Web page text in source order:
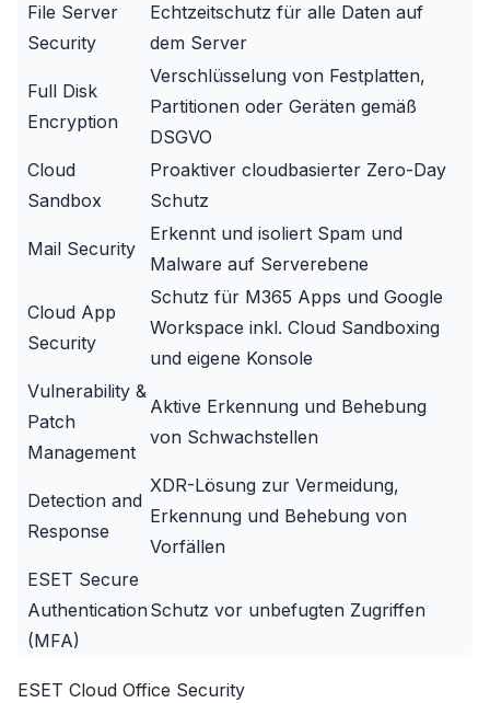
File Server
Security
Echtzeitschutz für alle Daten auf
dem Server
Full Disk
Encryption
Verschlüsselung von Festplatten,
Partitionen oder Geräten gemäß
DSGVO
Cloud
Sandbox
Proaktiver cloudbasierter Zero-Day
Schutz
Mail Security
Erkennt und isoliert Spam und
Malware auf Serverebene
Cloud App
Security
Schutz für M365 Apps und Google
Workspace inkl. Cloud Sandboxing
und eigene Konsole
Vulnerability &
Patch
Management
Aktive Erkennung und Behebung
von Schwachstellen
Detection and
Response
XDR-Lösung zur Vermeidung,
Erkennung und Behebung von
Vorfällen
ESET Secure
Authentication
(MFA)
Schutz vor unbefugten Zugriffen
ESET Cloud Office Security